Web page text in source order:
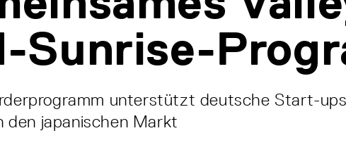
Sunrise-
unterstützt deutsche Start-
den japanischen Markt